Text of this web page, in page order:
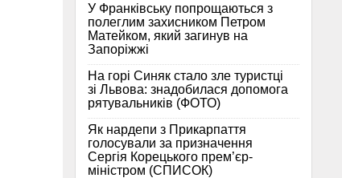
У Франківську попрощаються з
полеглим захисником Петром
Матейком, який загинув на
Запоріжжі
На горі Синяк стало зле туристці
зі Львова: знадобилася допомога
рятувальників (ФОТО)
Як нардепи з Прикарпаття
голосували за призначення
Сергія Корецького прем’єр-
міністром (СПИСОК)